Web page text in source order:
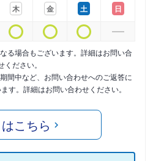
木
金
土
日
る場合もございます。詳細はお問い合
ください。
間中など、お問い合わせへのご返答に
す。詳細はお問い合わせください。
こちら